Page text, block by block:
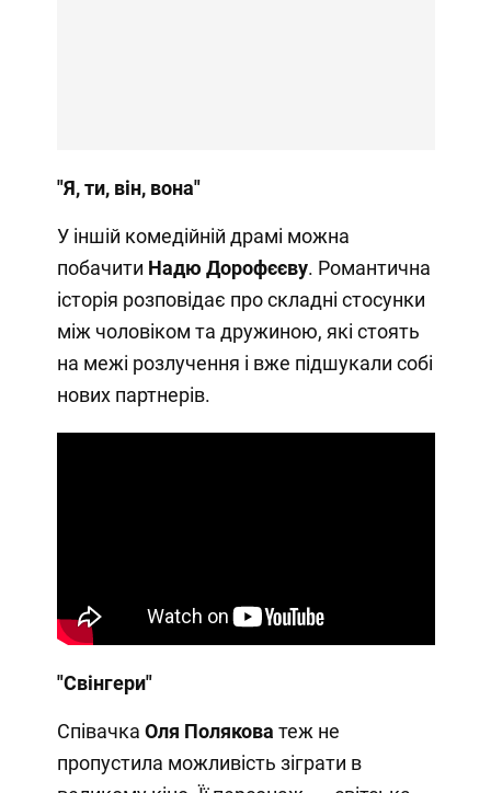
"Я, ти, він, вона"
У іншій комедійній драмі можна
побачити Надю Дорофєєву. Романтична
історія розповідає про складні стосунки
між чоловіком та дружиною, які стоять
на межі розлучення і вже підшукали собі
нових партнерів.
"Свінгери"
Співачка Оля Полякова теж не
пропустила можливість зіграти в